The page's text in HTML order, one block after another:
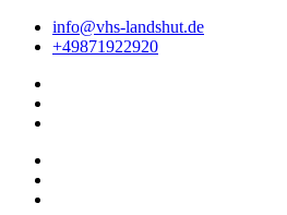
info@vhs-landshut.de
+49871922920